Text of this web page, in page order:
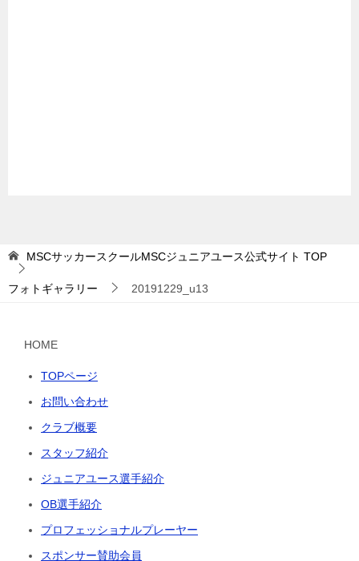
MSCサッカースクールMSCジュニアユース公式サイト TOP
フォトギャラリー 20191229_u13
HOME
TOPページ
お問い合わせ
クラブ概要
スタッフ紹介
ジュニアユース選手紹介
OB選手紹介
プロフェッショナルプレーヤー
スポンサー賛助会員